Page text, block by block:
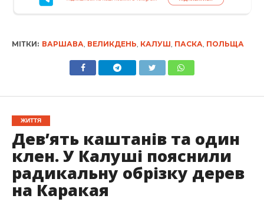
МІТКИ: ВАРШАВА, ВЕЛИКДЕНЬ, КАЛУШ, ПАСКА, ПОЛЬЩА
ЖИТТЯ
Дев’ять каштанів та один
клен. У Калуші пояснили
радикальну обрізку дерев
на Каракая